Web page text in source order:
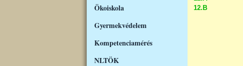
Ökoiskola
Gyermekvédelem
Kompetenciamérés
NLTÖK
12.B